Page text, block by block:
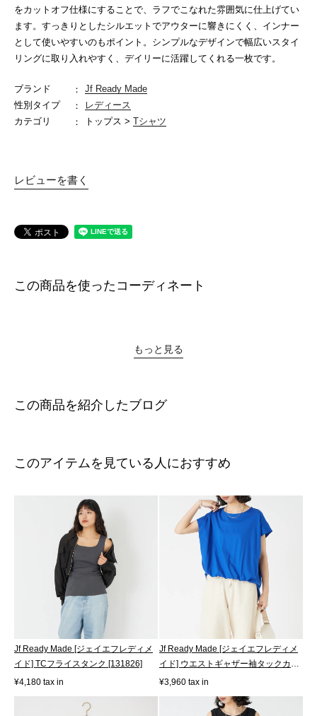
をカットオフ仕様にすることで、ラフでこなれた雰囲気に仕上げてい
ます。すっきりとしたシルエットでアウターに響きにくく、インナー
として使いやすいのもポイント。シンプルなデザインで幅広いスタイ
リングに取り入れやすく、デイリーに活躍してくれる一枚です。
ブランド
Jf Ready Made
性別タイプ
レディース
カテゴリ
トップス > Tシャツ
レビューを書く
この商品を使ったコーディネート
もっと見る
この商品を紹介したブログ
このアイテムを見ている人におすすめ
Jf Ready Made [ジェイエフレディメ
イド] TCフライスタンク [131826]
¥4,180 tax in
Jf Ready Made [ジェイエフレディメ
イド] ウエストギャザー袖タックカッ
ト...
¥3,960 tax in